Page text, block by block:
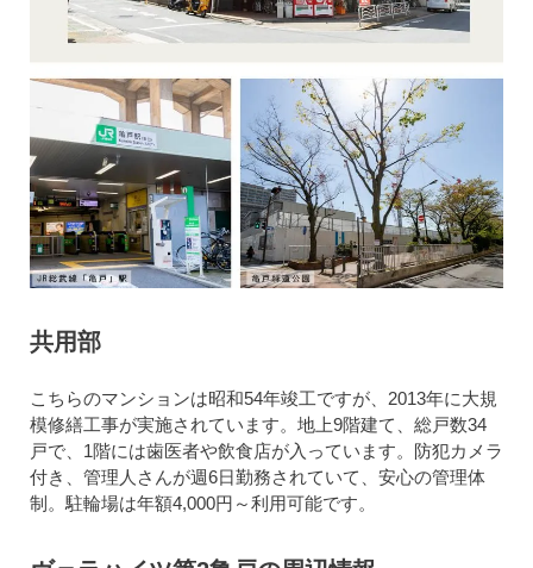
共用部
こちらのマンションは昭和54年竣工ですが、2013年に大規
模修繕工事が実施されています。地上9階建て、総戸数34
戸で、1階には歯医者や飲食店が入っています。防犯カメラ
付き、管理人さんが週6日勤務されていて、安心の管理体
制。駐輪場は年額4,000円～利用可能です。